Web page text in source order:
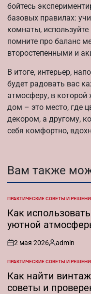
бойтесь
базовых правилах:
комнаты,
помните про баланс
второстепенными и
В итоге, интерьер,
будет радовать вас
атмосферу, в которой
дом – это место, где
декором, а другому,
себя комфортно,
Вам также
ОПУБЛИКОВАНО
В
ПРАКТИЧЕСКИЕ СОВЕТЫ И
Как
уютной
on
2 мая 2026
Запись
admin
ОПУБЛИКОВАНО
В
ПРАКТИЧЕСКИЕ СОВЕТЫ И
Как найти
советы и